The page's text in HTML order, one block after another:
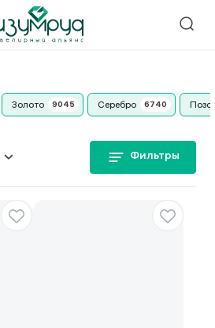
Золото Серебро
Фильтры